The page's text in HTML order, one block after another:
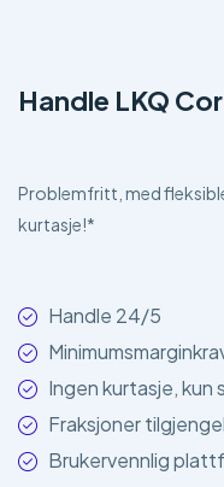
Handle LKQ
Problemfritt, med
kurtasje!*
Handle 24/5
Ingen kurtasje, kun
Fraksjoner
Brukervennlig